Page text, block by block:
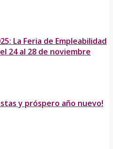
La Feria de Empleabilidad
24 al 28 de noviembre
y próspero año nuevo!